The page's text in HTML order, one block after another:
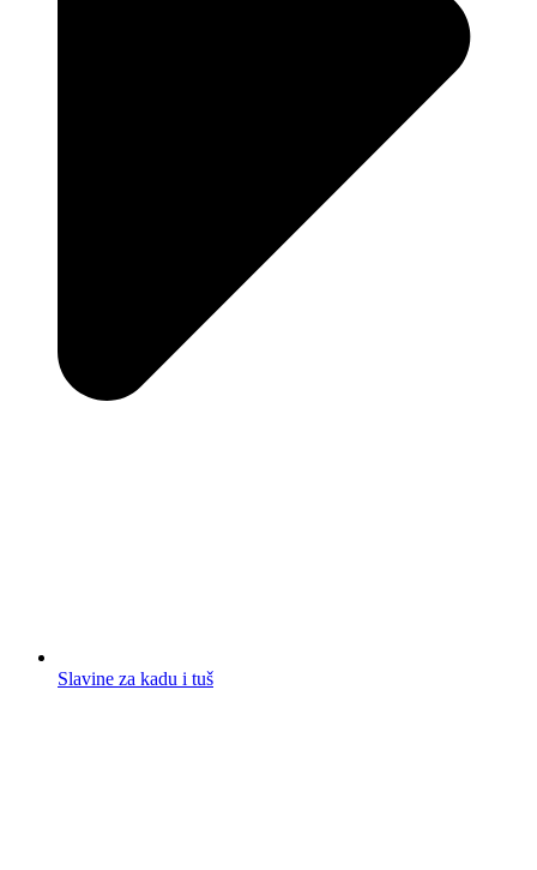
Slavine za kadu i tuš